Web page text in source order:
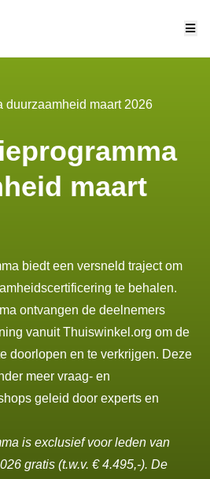
duurzaamheid maart 2026
maart
biedt een versneld traject om
te behalen.
ontvangen de deelnemers
vanuit Thuiswinkel.org om de
doorlopen en te verkrijgen. Deze
meer vraag- en
geleid door experts en
is exclusief voor leden van
gratis (t.w.v. € 4.495,-). De